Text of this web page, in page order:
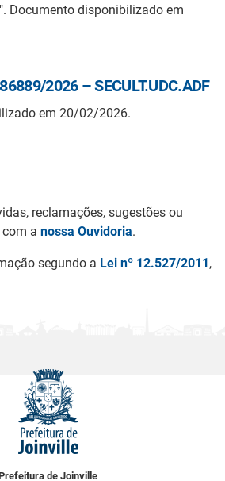
Documento disponibilizado em
2026 – SECULT.UDC.ADF
em 20/02/2026.
reclamações, sugestões ou
a nossa Ouvidoria.
segundo a Lei nº 12.527/2011,
de Joinville